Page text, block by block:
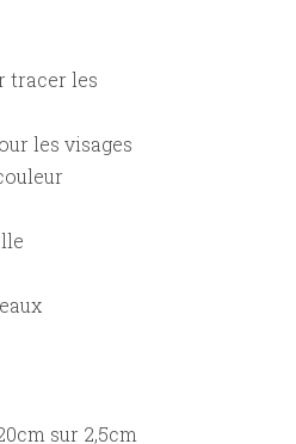
tracer les
les visages
sur 2,5cm